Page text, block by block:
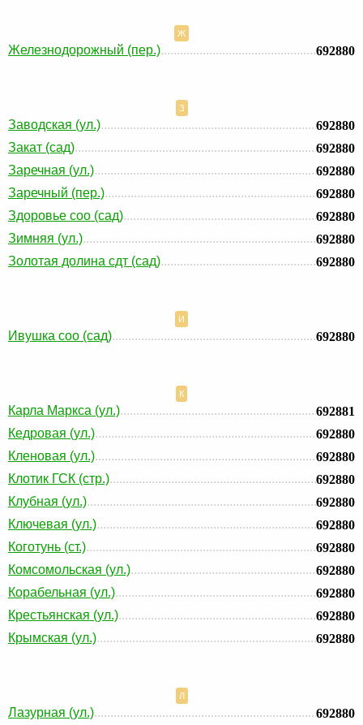
Ж
Железнодорожный (пер.) 692880
З
Заводская (ул.)
692880
Закат (сад)
692880
Заречная (ул.)
692880
Заречный (пер.)
692880
Здоровье соо (сад)
692880
Зимняя (ул.)
692880
Золотая долина сдт (сад)
692880
И
Ивушка соо (сад) 692880
К
Карла Маркса (ул.)
692881
Кедровая (ул.)
692880
Кленовая (ул.)
692880
Клотик ГСК (стр.)
692880
Клубная (ул.)
692880
Ключевая (ул.)
692880
Коготунь (ст.)
692880
Комсомольская (ул.)
692880
Корабельная (ул.)
692880
Крестьянская (ул.)
692880
Крымская (ул.)
692880
Л
Лазурная (ул.) 692880